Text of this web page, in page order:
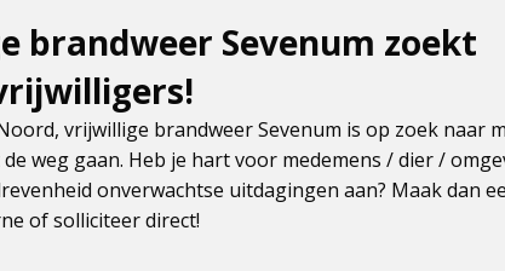
brandweer Sevenum zoekt
vrijwillige brandweer Sevenum is op zoek naar
weg gaan. Heb je hart voor medemens / dier /
onverwachtse uitdagingen aan? Maak dan
of solliciteer direct!